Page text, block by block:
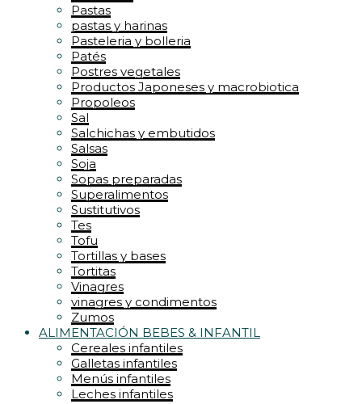
Pastas
pastas y harinas
Pasteleria y bolleria
Patés
Postres vegetales
Productos Japoneses y macrobiotica
Propoleos
Sal
Salchichas y embutidos
Salsas
Soja
Sopas preparadas
Superalimentos
Sustitutivos
Tes
Tofu
Tortillas y bases
Tortitas
Vinagres
vinagres y condimentos
Zumos
ALIMENTACIÓN BEBES & INFANTIL
Cereales infantiles
Galletas infantiles
Menús infantiles
Leches infantiles